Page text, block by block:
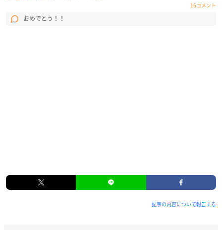
16コメント
おめでとう！！
記事の内容について報告する